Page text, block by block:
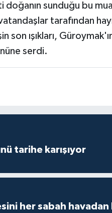
doğanın sunduğu bu
tarafından
ışıkları,
serdi.
tarihe karışıyor
her sabah havadan